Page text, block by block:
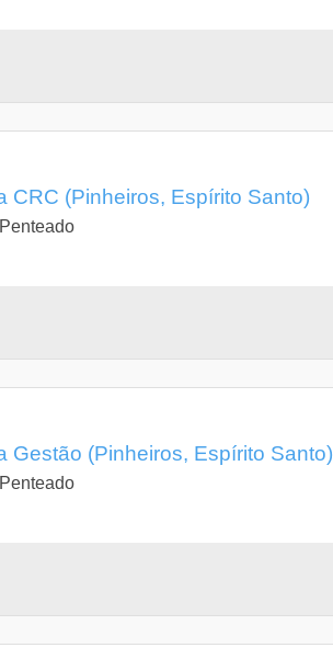
CRC (Pinheiros, Espírito Santo)
Gestão (Pinheiros, Espírito Santo)